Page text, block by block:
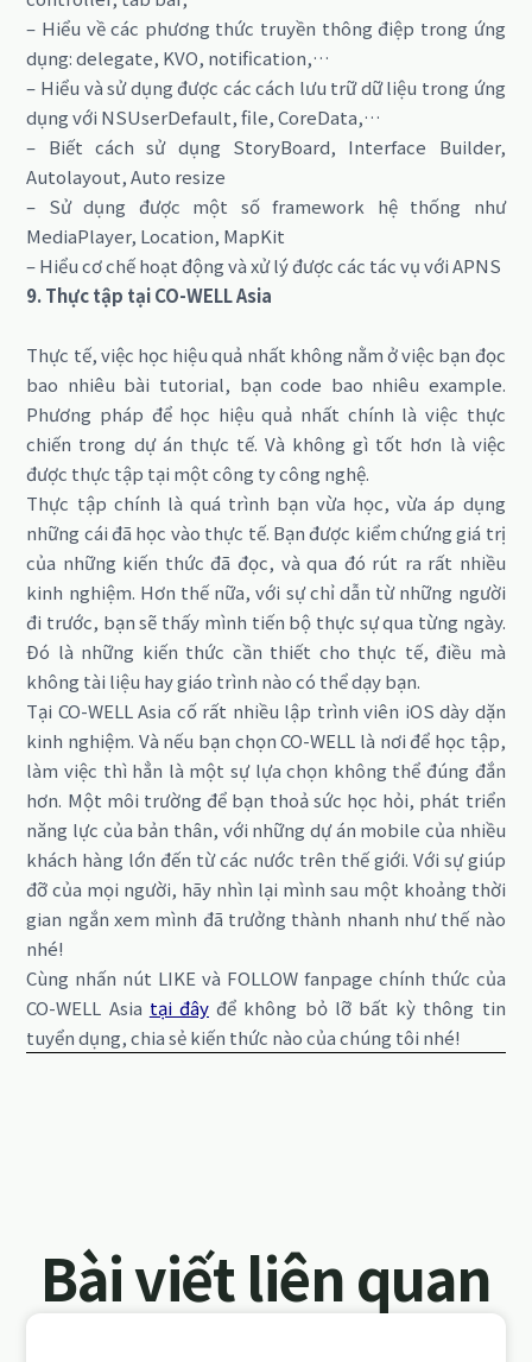
– Hiểu về các phương thức truyền thông điệp trong ứng
dụng: delegate, KVO, notification,…
– Hiểu và sử dụng được các cách lưu trữ dữ liệu trong ứng
dụng với NSUserDefault, file, CoreData,…
– Biết cách sử dụng StoryBoard, Interface Builder,
Autolayout, Auto resize
– Sử dụng được một số framework hệ thống như
MediaPlayer, Location, MapKit
– Hiểu cơ chế hoạt động và xử lý được các tác vụ với APNS
9. Thực tập tại CO-WELL Asia
Thực tế, việc học hiệu quả nhất không nằm ở việc bạn đọc
bao nhiêu bài tutorial, bạn code bao nhiêu example.
Phương pháp để học hiệu quả nhất chính là việc thực
chiến trong dự án thực tế. Và không gì tốt hơn là việc
được thực tập tại một công ty công nghệ.
Thực tập chính là quá trình bạn vừa học, vừa áp dụng
những cái đã học vào thực tế. Bạn được kiểm chứng giá trị
của những kiến thức đã đọc, và qua đó rút ra rất nhiều
kinh nghiệm. Hơn thế nữa, với sự chỉ dẫn từ những người
đi trước, bạn sẽ thấy mình tiến bộ thực sự qua từng ngày.
Đó là những kiến thức cần thiết cho thực tế, điều mà
không tài liệu hay giáo trình nào có thể dạy bạn.
Tại CO-WELL Asia cố rất nhiều lập trình viên iOS dày dặn
kinh nghiệm. Và nếu bạn chọn CO-WELL là nơi để học tập,
làm việc thì hẳn là một sự lựa chọn không thể đúng đắn
hơn. Một môi trường để bạn thoả sức học hỏi, phát triển
năng lực của bản thân, với những dự án mobile của nhiều
khách hàng lớn đến từ các nước trên thế giới. Với sự giúp
đỡ của mọi người, hãy nhìn lại mình sau một khoảng thời
gian ngắn xem mình đã trưởng thành nhanh như thế nào
nhé!
Cùng nhấn nút LIKE và FOLLOW fanpage chính thức của
CO-WELL Asia tại đây để không bỏ lỡ bất kỳ thông tin
tuyển dụng, chia sẻ kiến thức nào của chúng tôi nhé!
Bài viết liên quan